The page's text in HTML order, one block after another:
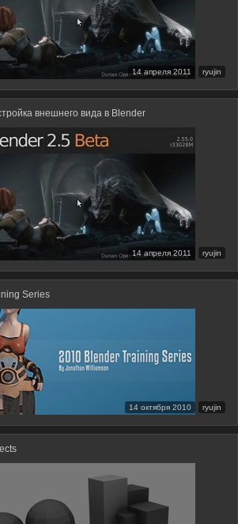
14 апреля 2011 ryujin
внешнего вида в Blender
14 апреля 2011 ryujin
Series
14 октября 2010 ryujin